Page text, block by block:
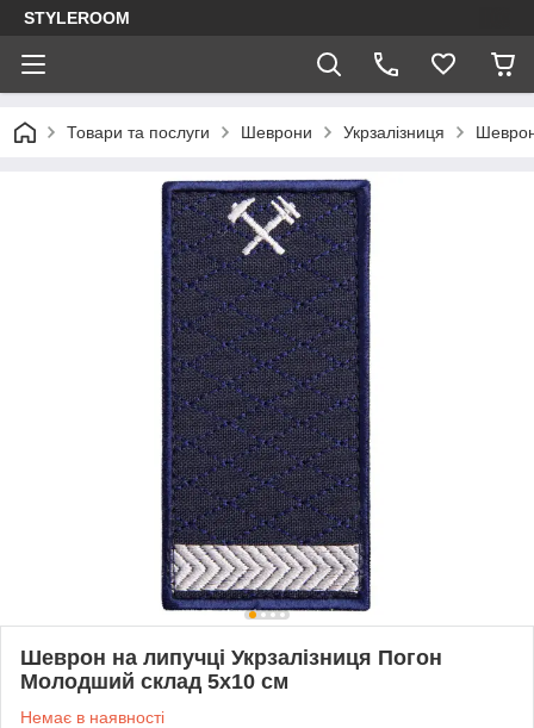
STYLEROOM
Товари та послуги Шеврони Укрзалізниця
Шеврон на липучці Укрзалізниця Погон
Молодший склад 5х10 см
Немає в наявності